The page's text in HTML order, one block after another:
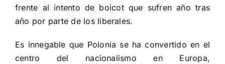
frente al intento de boicot que sufren año tras
año por parte de los liberales.
Es innegable que Polonia se ha convertido en el
centro del nacionalismo en Europa,